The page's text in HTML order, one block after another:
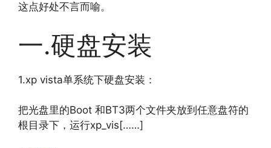
这点好处不言而喻。
一.硬盘安装
1.xp vista单系统下硬盘安装：
把光盘里的Boot 和BT3两个文件夹放到任意盘符的
根目录下，运行xp_vis[……]